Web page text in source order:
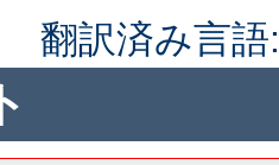
翻訳済み言